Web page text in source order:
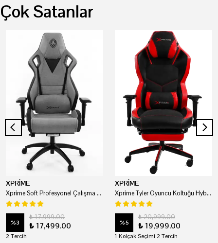
Çok Satanlar
XPRİME
Xprime Soft Profesyonel Çalışma Ve Oyuncu Koltuğu
%3
₺ 17,999.00
₺ 17,499.00
2 Tercih
XPRİME
Xprime Tyler Oyuncu Koltuğu Hybrid Kumaş Kırmızı
%5
₺ 20,999.00
₺ 19,999.00
1 Kolçak Seçimi 2 Tercih